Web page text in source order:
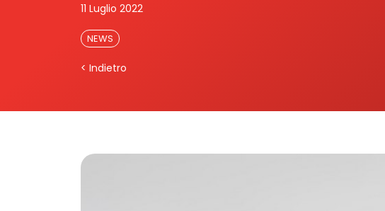
11 Luglio 2022
NEWS
< Indietro